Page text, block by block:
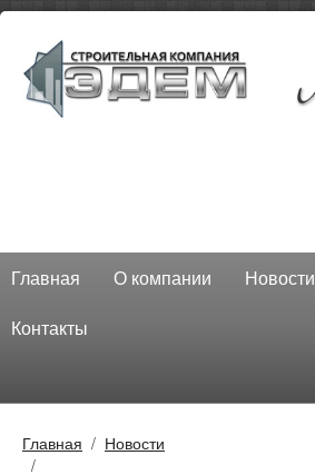
Главная О компании Новости
Контакты
Главная
Новости